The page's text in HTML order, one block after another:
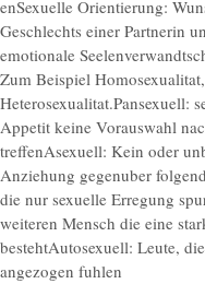
enSexuelle Orientierung:
Geschlechts einer Partnerin
emotionale
Zum Beispiel
Heterosexualitat.Pansexuell:
Appetit keine Vorauswahl
treffenAsexuell: Kein oder
Anziehung gegenuber
die nur sexuelle Erregung
weiteren Mensch die eine
bestehtAutosexuell: Leute,
angezogen fuhlen